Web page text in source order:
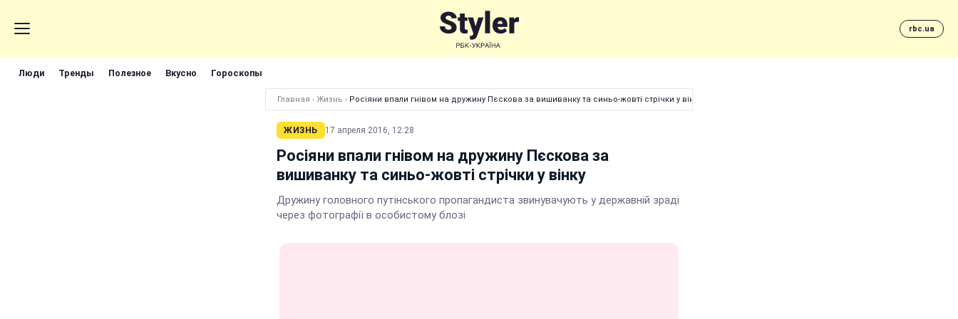
rbc.ua
Люди Тренды Полезное Вкусно Гороскопы
Главная › Жизнь › Росіяни впали гнівом на дружину Пєскова за вишиванку та синьо-жовті стрічки у вінку
ЖИЗНЬ 17 апреля 2016, 12:28
Росіяни впали гнівом на дружину Пєскова за
вишиванку та синьо-жовті стрічки у вінку
Дружину головного путінського пропагандиста звинувачують у державній зраді
через фотографії в особистому блозі